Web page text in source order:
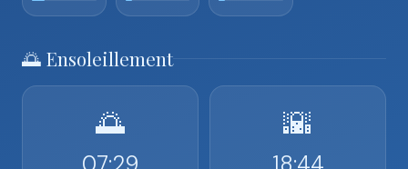
🌅 Ensoleillement
🌅 🌇